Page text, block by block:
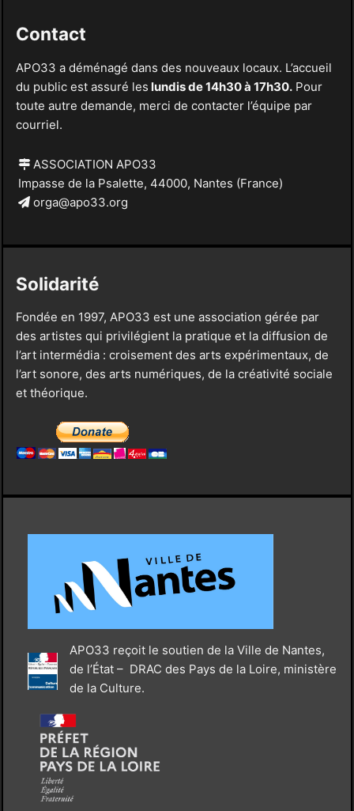
Contact
APO33 a déménagé dans des nouveaux locaux. L’accueil
du public est assuré les lundis de 14h30 à 17h30.Pour
toute autre demande, merci de contacter l’équipe par
courriel.
ASSOCIATION APO33
Impasse de la Psalette, 44000, Nantes (France)
orga@apo33.org
Solidarité
Fondée en 1997, APO33 est une association gérée par
des artistes qui privilégient la pratique et la diffusion de
l’art intermédia : croisement des arts expérimentaux, de
l’art sonore, des arts numériques, de la créativité sociale
et théorique.
APO33 reçoit le soutien de la Ville de Nantes,
de l’État – DRAC des Pays de la Loire, ministère
de la Culture.